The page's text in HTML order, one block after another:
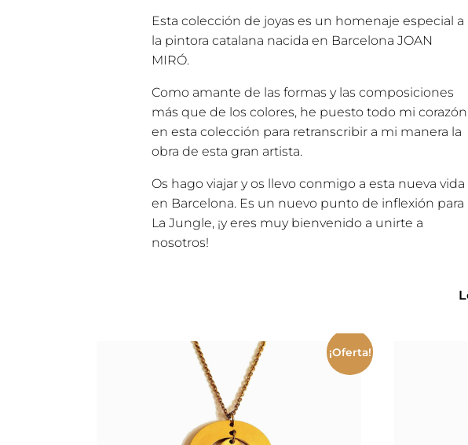
Esta colección de joyas es un homenaje especial a
la pintora catalana nacida en Barcelona JOAN
MIRÓ.
Como amante de las formas y las composiciones
más que de los colores, he puesto todo mi corazón
en esta colección para retranscribir a mi manera la
obra de esta gran artista.
Os hago viajar y os llevo conmigo a esta nueva vida
en Barcelona. Es un nuevo punto de inflexión para
La Jungle, ¡y eres muy bienvenido a unirte a
nosotros!
¡Oferta!